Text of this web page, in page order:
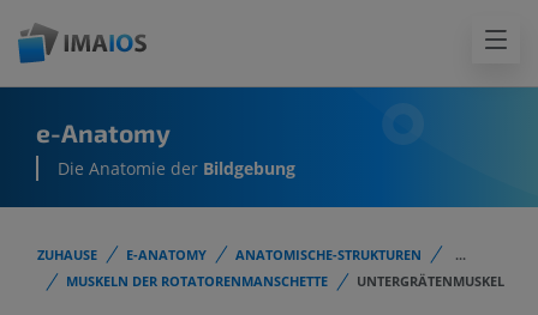
e-Anatomy
Die Anatomie der Bildgebung
ZUHAUSE E-ANATOMY ANATOMISCHE-STRUKTUREN
...
MUSKELN DER ROTATORENMANSCHETTE
UNTERGRÄTENMUSKEL